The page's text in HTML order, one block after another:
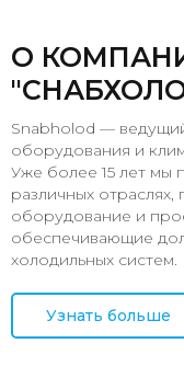
О
Snabholod —
оборудования и
Уже более 15 лет мы
различных отраслях,
оборудование и
обеспечивающие
холодильных систем.
Узнать больше